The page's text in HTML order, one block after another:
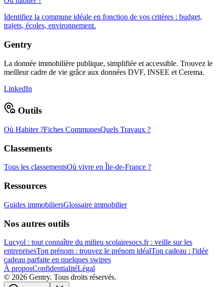
Identifiez la commune idéale en fonction de vos critères : budget,
trajets, écoles, environnement.
Gentry
La donnée immobilière publique, simplifiée et accessible. Trouvez le
meilleur cadre de vie grâce aux données DVF, INSEE et Cerema.
LinkedIn
Outils
Où Habiter ?Fiches CommunesQuels Travaux ?
Classements
Tous les classementsOù vivre en Île-de-France ?
Ressources
Guides immobiliersGlossaire immobilier
Nos autres outils
Lucyol : tout connaître du milieu scolairesocs.fr : veille sur les
entreprisesTon prénom : trouvez le prénom idéalTon cadeau : l'idée
cadeau parfaite en quelques swipes
À proposConfidentialitéLégal
© 2026 Gentry. Tous droits réservés.